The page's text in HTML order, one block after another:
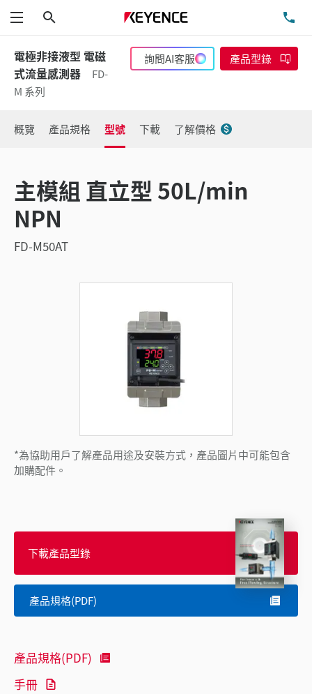
功能表
電極非接液型 電磁
式流量感測器
FD-
M 系列
詢問AI客服 產品型錄
概覽 產品規格 型號 下載 了解價格
主模組 直立型 50L/min
NPN
FD-M50AT
*為協助用戶了解產品用途及安裝方式，產品圖片中可能包含
加購配件。
下載產品型錄
產品規格(PDF)
產品規格(PDF)
手冊